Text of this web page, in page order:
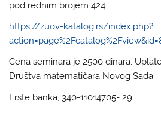
pod rednim brojem 424:
https://zuov-katalog.rs/index.php?
Cena seminara je 2500 dinara.
Društva matematičara Novog Sada
Erste banka, 340-11014705- 29.
.